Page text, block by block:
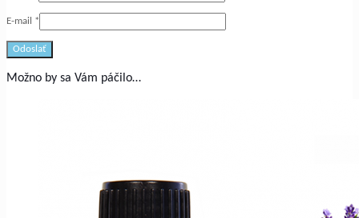
E-mail *
Možno by sa Vám páčilo…